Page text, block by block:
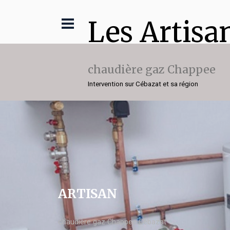
Les
chaudière gaz Chappee
Intervention sur Cébazat et sa région
ARTISAN
chaudière gaz Chappee Cébazat